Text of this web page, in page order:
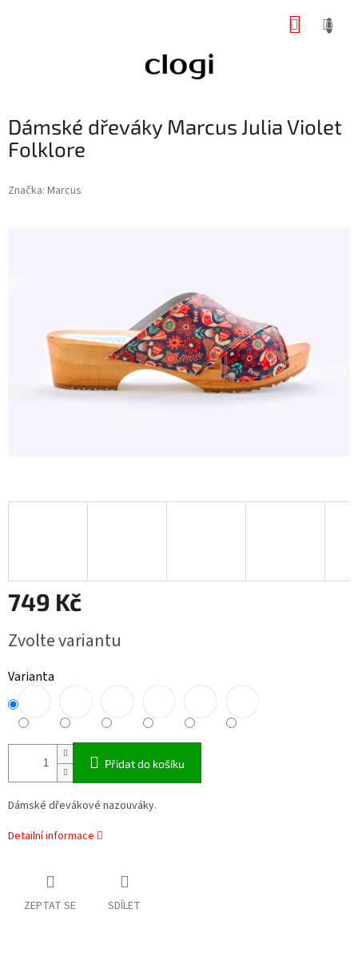
Dámské dřeváky Marcus Julia Violet
Folklore
Značka: Marcus
749 Kč
cena:
Zvolte variantu
Varianta
Přidat do košíku
Dámské dřevákové nazouváky.
Detailní informace
ZEPTAT SE SDÍLET